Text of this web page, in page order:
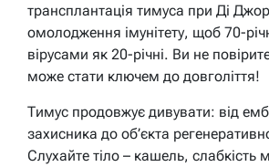
трансплантація тимуса при Ді
омолодження імунітету, щоб 70-
вірусами як 20-річні. Ви не
може стати ключем до довголіття!
Тимус продовжує дивувати: від
захисника до об’єкта
Слухайте тіло – кашель, слабкість